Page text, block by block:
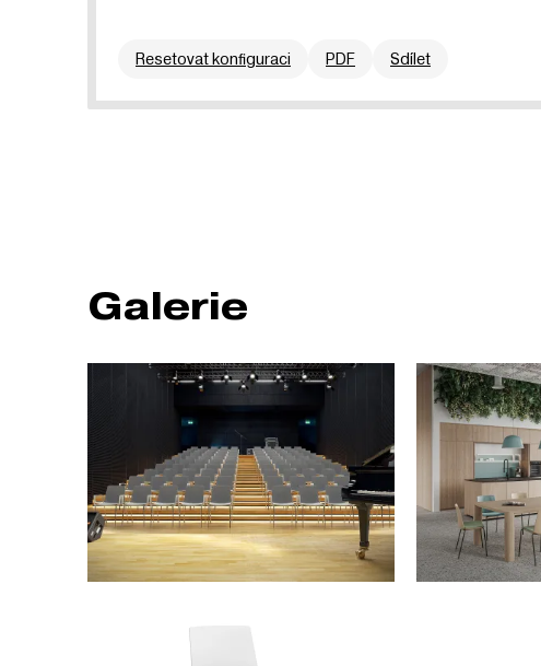
Resetovat konfiguraci PDF Sdílet
Galerie